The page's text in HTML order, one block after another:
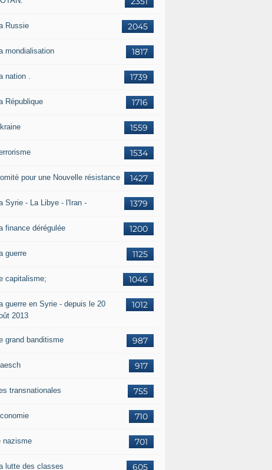
2045
Russie
1817
mondialisation
1739
nation .
1716
République
1559
1534
1427
pour une Nouvelle résistance
1379
Syrie - La Libye - l'Iran -
1200
finance dérégulée
1125
guerre
1046
capitalisme;
1012
guerre en Syrie - depuis le 20
2013
987
grand banditisme
917
755
transnationales
710
701
nazisme
605
lutte des classes